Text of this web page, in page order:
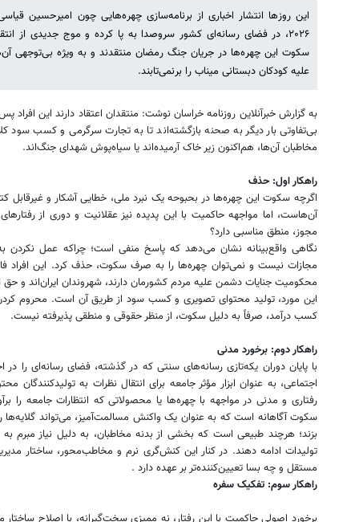
این روزها انتشار اخباری از برنامه‌سازی چهره‌هایی چون امیرحسین
۲۰۲۶، در فضای رسانه‌ای کشور سروصدا به پا کرده و موج جدیدی از
سکوت این چهره‌ها در جریان جنگ رمضان منتقدند و به ویژه بی‌توجهی
علیه کودکان دبستانی میناب را برنمی‌تابند.
به گزارش خبرآنلاین روزنامه خراسان نوشت: منتقدان اعتقاد دارند این
بی‌تفاوتی بار دیگر به صحنه بازگشته‌اند تا به تجارت سرگرمی و کسب سود
مخاطبان آن‌ها، هم‌اکنون زیر خاک آرمیده‌اند یا سیاه‌پوش شهدای جنگ‌اند.
راهکار اول: حذف
اگرچه سکوت این چهره‌ها در بحبوحه یک نبرد ملی، خطایی آشکار و غیرقابل
آن‌هاست، اما مواجهه حاکمیت با این پدیده نیز عقلانیت و دوری از
مجوز، منطق مناسبی دارد؟
نگاهی واقع‌بینانه نشان می‌دهد که پاسخ منفی است؛ چراکه عمل نکردن
مجازات نیست و نمی‌توان چهره‌ها را به صرف سکوت، حذف کرد. این افراد
محکومیت جنایات دشمن علیه مردم کشورمان دارند، شهروندان ایران‌اند و حق
این مورد، تولید محتوای تصویری و کسب سود از طریق آن است. محروم
کسب درآمد، صرفاً به دلیل سکوت، از منظر حقوقی و منطقی پذیرفته نیست.
راهکار دوم: برخورد مدنی
با پایان دوران یکه‌تازی رسانه‌های سنتی که در گذشته، فضای رسانه‌ای را در
اجتماعی، به عنوان ابزار مؤثر جامعه برای انتقال نظرات به تولیدکنندگان
رفتاری و مدنی در مواجهه با چهره‌ها یا محصولاتی که انتظارات جامعه را
سکوت آگاهانه است که به عنوان یک واکنش مسالمت‌آمیز، می‌تواند گلایه‌ها
بزند؛ هرچند طبیعی است که بخشی از بدنه مخاطبان، به دلیل نیاز مبرم
تولیدات ادامه دهند. در کنار این کنش‌گری نرم و مخاطب‌محور، ساختار
مستقل و چه بسا تعیین‌کننده‌تر بر عهده دارد .
راهکار سوم: تفکیک سفره